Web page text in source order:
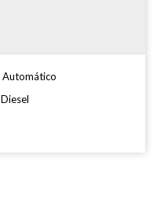
Automático
Diesel